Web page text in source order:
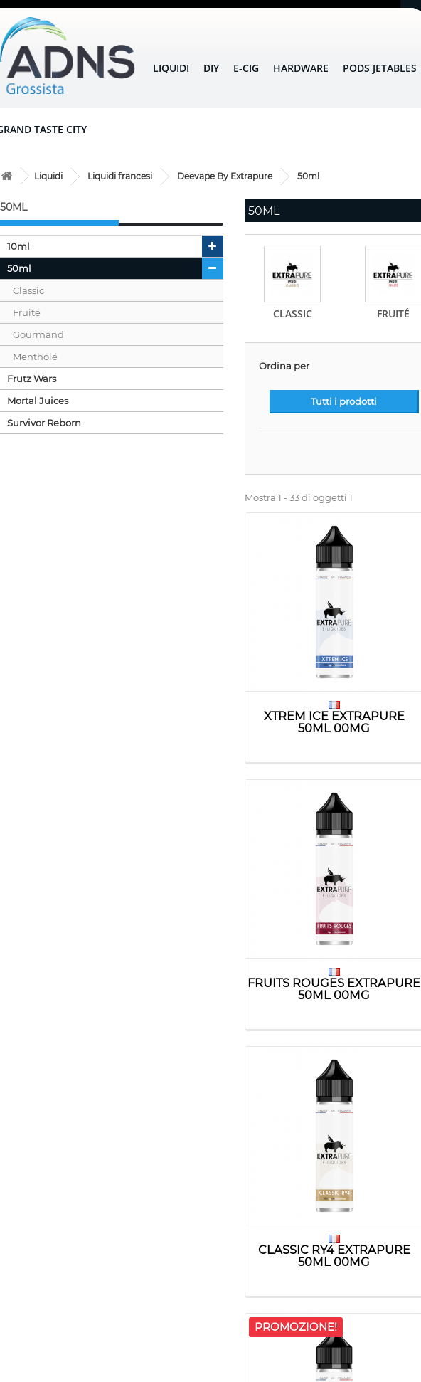
LIQUIDI DIY E-CIG HARDWARE PODS JETABLES
TASTE CITY
Liquidi Liquidi francesi Deevape By Extrapure 50ml
50ML
10ml
50ml
Classic
Fruité
Gourmand
Mentholé
Frutz Wars
Mortal Juices
Survivor Reborn
50ML
CLASSIC FRUITÉ
Ordina per
Tutti i prodotti
Mostra 1 - 33 di oggetti 1
XTREM ICE EXTRAPURE
50ML 00MG
FRUITS ROUGES EXTRAPURE
50ML 00MG
CLASSIC RY4 EXTRAPURE
50ML 00MG
PROMOZIONE!